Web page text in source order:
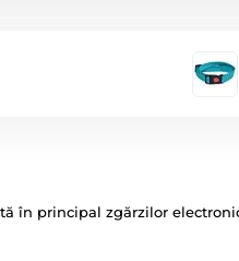
în principal zgărzilor